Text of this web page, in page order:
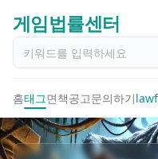
게임법률센터
홈태그면책공고문의하기